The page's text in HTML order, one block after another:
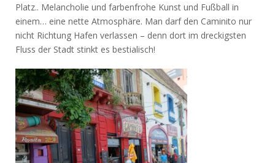
Platz.. Melancholie und farbenfrohe Kunst und Fußball in
einem… eine nette Atmosphäre. Man darf den Caminito nur
nicht Richtung Hafen verlassen – denn dort im dreckigsten
Fluss der Stadt stinkt es bestialisch!